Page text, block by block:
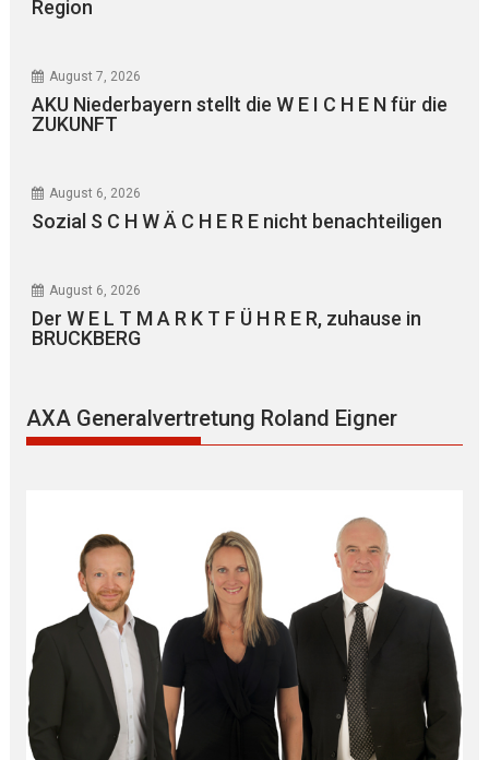
Region
August 7, 2026
AKU Niederbayern stellt die W E I C H E N für die
ZUKUNFT
August 6, 2026
Sozial S C H W Ä C H E R E nicht benachteiligen
August 6, 2026
Der W E L T M A R K T F Ü H R E R, zuhause in
BRUCKBERG
AXA Generalvertretung Roland Eigner